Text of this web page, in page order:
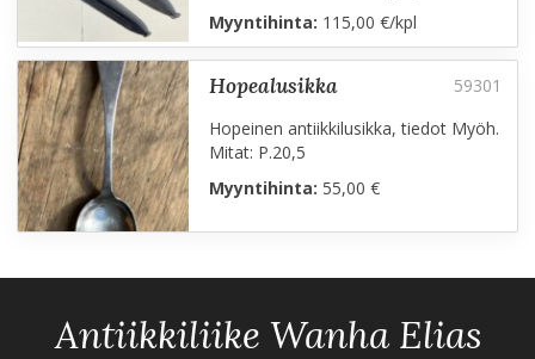
Myyntihinta: 115,00 €/kpl
hopealusikka
Hopeinen antiikkilusikka, tiedot Myöh.
Mitat: P.20,5
Myyntihinta: 55,00 €
Antiikkiliike Wanha Elias